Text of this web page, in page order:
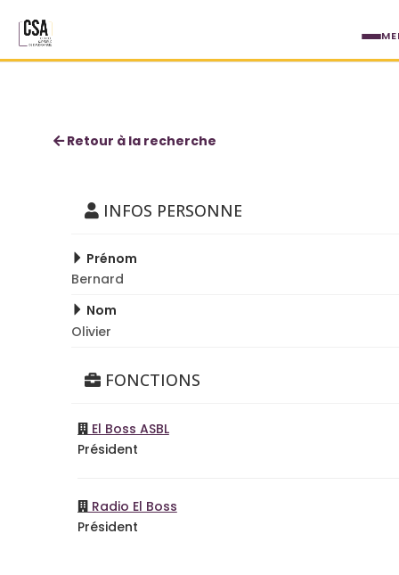
Bernard Olivier
Retour à la recherche
INFOS PERSONNE
Prénom
Bernard
Nom
Olivier
FONCTIONS
El Boss ASBL
Président
Radio El Boss
Président